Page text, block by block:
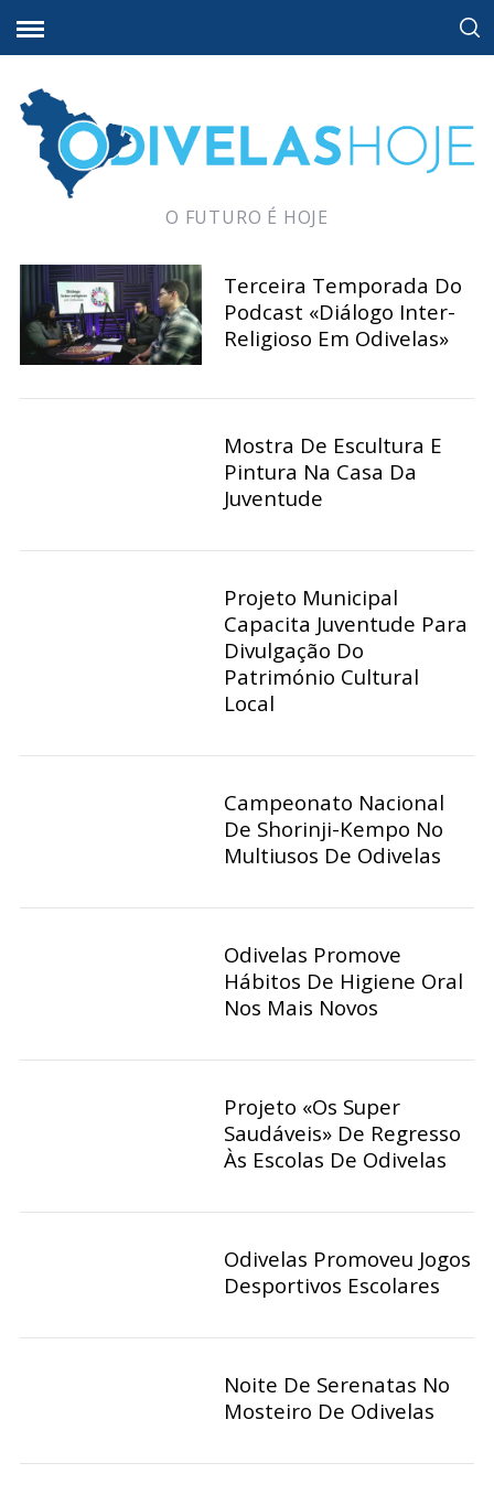
O FUTURO É HOJE
Terceira Temporada Do
Podcast «Diálogo Inter-
Religioso Em Odivelas»
Mostra De Escultura E
Pintura Na Casa Da
Juventude
Projeto Municipal
Capacita Juventude Para
Divulgação Do
Património Cultural
Local
Campeonato Nacional
De Shorinji-Kempo No
Multiusos De Odivelas
Odivelas Promove
Hábitos De Higiene Oral
Nos Mais Novos
Projeto «Os Super
Saudáveis» De Regresso
Às Escolas De Odivelas
Odivelas Promoveu Jogos
Desportivos Escolares
Noite De Serenatas No
Mosteiro De Odivelas